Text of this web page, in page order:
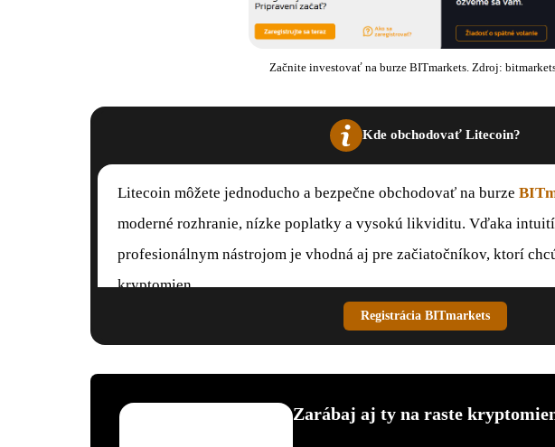
Začnite investovať na burze BITmarkets. Zdroj:
Kde obchodovať Litecoin?
Litecoin môžete jednoducho a bezpečne obchodovať na burze
moderné rozhranie, nízke poplatky a vysokú likviditu. Vďaka
profesionálnym nástrojom je vhodná aj pre začiatočníkov, ktorí
kryptomien.
Registrácia BITmarkets
Zarábaj aj ty na raste